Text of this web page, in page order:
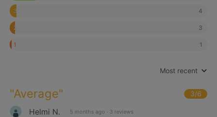
3 4
2 3
1 1
Most recent
"Average" 3/6
Helmi N. 5 months ago · 3 reviews